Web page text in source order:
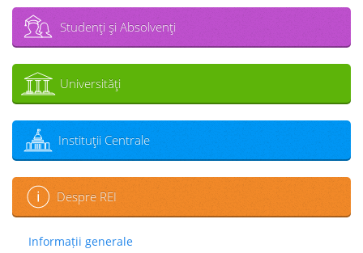
Studenţi şi Absolvenţi
Universităţi
Instituţii Centrale
Despre REI
Informații generale